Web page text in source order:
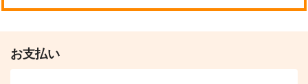
お支払い